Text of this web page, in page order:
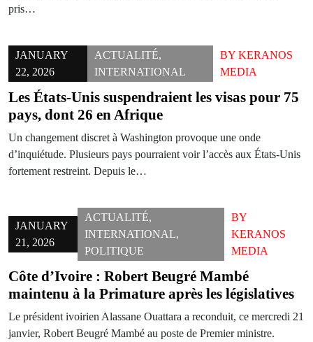
pris…
JANUARY
22, 2026
ACTUALITÉ,
INTERNATIONAL
BY KERANOS
MEDIA
Les États-Unis suspendraient les visas pour 75
pays, dont 26 en Afrique
Un changement discret à Washington provoque une onde
d’inquiétude. Plusieurs pays pourraient voir l’accès aux États-Unis
fortement restreint. Depuis le…
JANUARY
21, 2026
ACTUALITÉ,
INTERNATIONAL,
POLITIQUE
BY
KERANOS
MEDIA
Côte d’Ivoire : Robert Beugré Mambé
maintenu à la Primature après les législatives
Le président ivoirien Alassane Ouattara a reconduit, ce mercredi 21
janvier, Robert Beugré Mambé au poste de Premier ministre.